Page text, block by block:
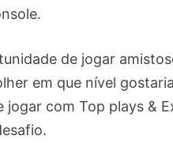
de jogar
em que nível
com Top plays &